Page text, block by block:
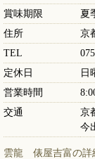
賞味期限
夏
住所
京
TEL
定休日
日
営業時間
交通
京
今
雲龍 俵屋吉富の詳